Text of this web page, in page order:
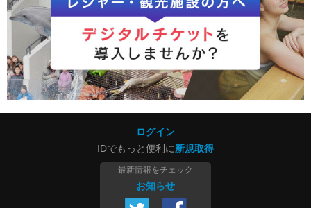
ログイン
IDでもっと便利に新規取得
最新情報をチェック
お知らせ